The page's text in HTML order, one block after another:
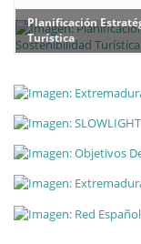
Planificación
Turística